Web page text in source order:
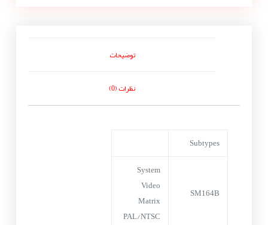
توضیحات
نظرات (0)
Subtypes
SM164B
System
Video
Matrix
PAL/NTSC